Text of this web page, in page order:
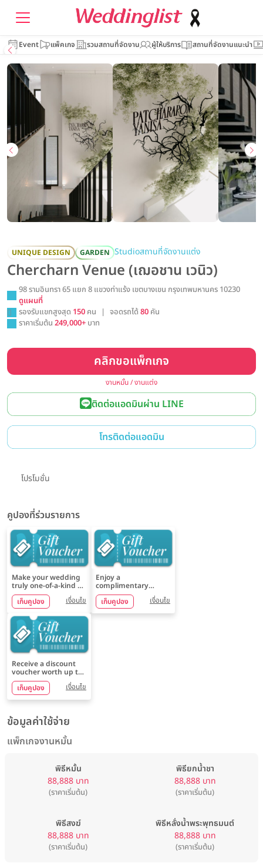
Event แพ็คเกจ รวมสถานที่จัดงาน ผู้ให้บริการ สถานที่จัดงานแนะนำ
UNIQUE DESIGN GARDEN Studioสถานที่จัดงานแต่ง
Chercharn Venue (เฌอชาน เวนิว)
98 รามอินทรา 65 แยก 8 แขวงท่าแร้ง เขตบางเขน กรุงเทพมหานคร 10230
ดูแผนที่
รองรับแขกสูงสุด 150 คน | จอดรถได้80 คัน
ราคาเริ่มต้น 249,000+ บาท
คลิกขอแพ็กเกจ
งานหมั้น / งานแต่ง
ติดต่อแอดมินผ่าน LINE
โทรติดต่อแอดมิน
โปรโมชั่น
คูปองที่ร่วมรายการ
Make your wedding
truly one-of-a-kind —
with personalized
design included in
every Summer
Sunde' decoration
package
เก็บคูปอง เงื่อนไข
Enjoy a
complimentary
Welcome Drink (Juice
Bar Station) to greet
your special guests
เก็บคูปอง เงื่อนไข
Receive a discount
voucher worth up to
7,500 THB when
booking Chercharn
Venue
เก็บคูปอง เงื่อนไข
ข้อมูลค่าใช้จ่าย
แพ็กเกจงานหมั้น
พิธีหมั้น
88,888 บาท
(ราคาเริ่มต้น)
พิธียกน้ำชา
88,888 บาท
(ราคาเริ่มต้น)
พิธีสงฆ์
88,888 บาท
(ราคาเริ่มต้น)
พิธีหลั่งน้ำพระพุทธมนต์
88,888 บาท
(ราคาเริ่มต้น)